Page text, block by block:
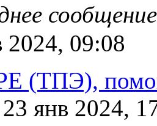
2024, 09:08
(ТПЭ),
23 янв 2024,